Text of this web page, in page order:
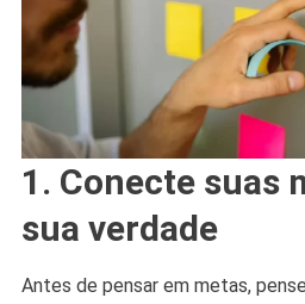
1. Conecte suas
sua verdade
Antes de pensar em metas,